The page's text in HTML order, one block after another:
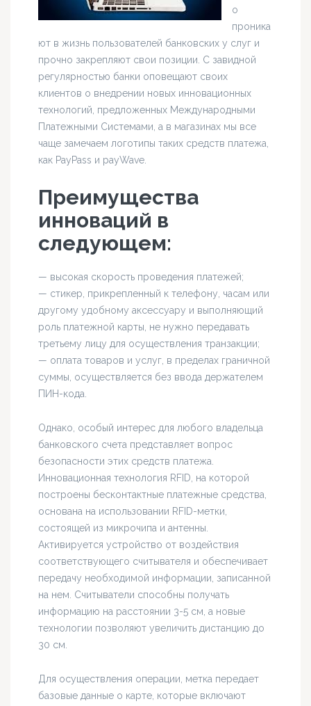
о
проника
ют в жизнь пользователей банковских у слуг и
прочно закрепляют свои позиции. С завидной
регулярностью банки оповещают своих
клиентов о внедрении новых инновационных
технологий, предложенных Международными
Платежными Системами, а в магазинах мы все
чаще замечаем логотипы таких средств платежа,
как PayPass и payWave.
Преимущества
инноваций в
следующем:
— высокая скорость проведения платежей;
— стикер, прикрепленный к телефону, часам или
другому удобному аксессуару и выполняющий
роль платежной карты, не нужно передавать
третьему лицу для осуществления транзакции;
— оплата товаров и услуг, в пределах граничной
суммы, осуществляется без ввода держателем
ПИН-кода.
Однако, особый интерес для любого владельца
банковского счета представляет вопрос
безопасности этих средств платежа.
Инновационная технология RFID, на которой
построены бесконтактные платежные средства,
основана на использовании RFID-метки,
состоящей из микрочипа и антенны.
Активируется устройство от воздействия
соответствующего считывателя и обеспечивает
передачу необходимой информации, записанной
на нем. Считыватели способны получать
информацию на расстоянии 3-5 см, а новые
технологии позволяют увеличить дистанцию до
30 см.
Для осуществления операции, метка передает
базовые данные о карте, которые включают